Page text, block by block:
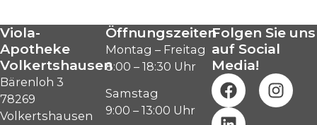
Viola-
Apotheke
Volkertshausen
Bärenloh 3
78269
Volkertshausen
Öffnungszeiten
Montag – Freitag
8:00 – 18:30 Uhr
Samstag
9:00 – 13:00 Uhr
Folgen Sie uns
auf Social
Media!